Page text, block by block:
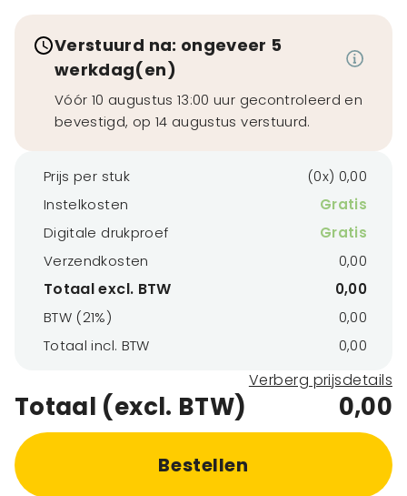
Verstuurd na: ongeveer 5
werkdag(en)
Vóór 10 augustus 13:00 uur gecontroleerd en
bevestigd, op 14 augustus verstuurd.
Prijs per stuk
(0x) 0,00
Instelkosten
Gratis
Digitale drukproef
Gratis
Verzendkosten
0,00
Totaal excl. BTW
0,00
BTW (21%)
0,00
Totaal incl. BTW
0,00
Verberg prijsdetails
Totaal (excl. BTW) 0,00
Bestellen